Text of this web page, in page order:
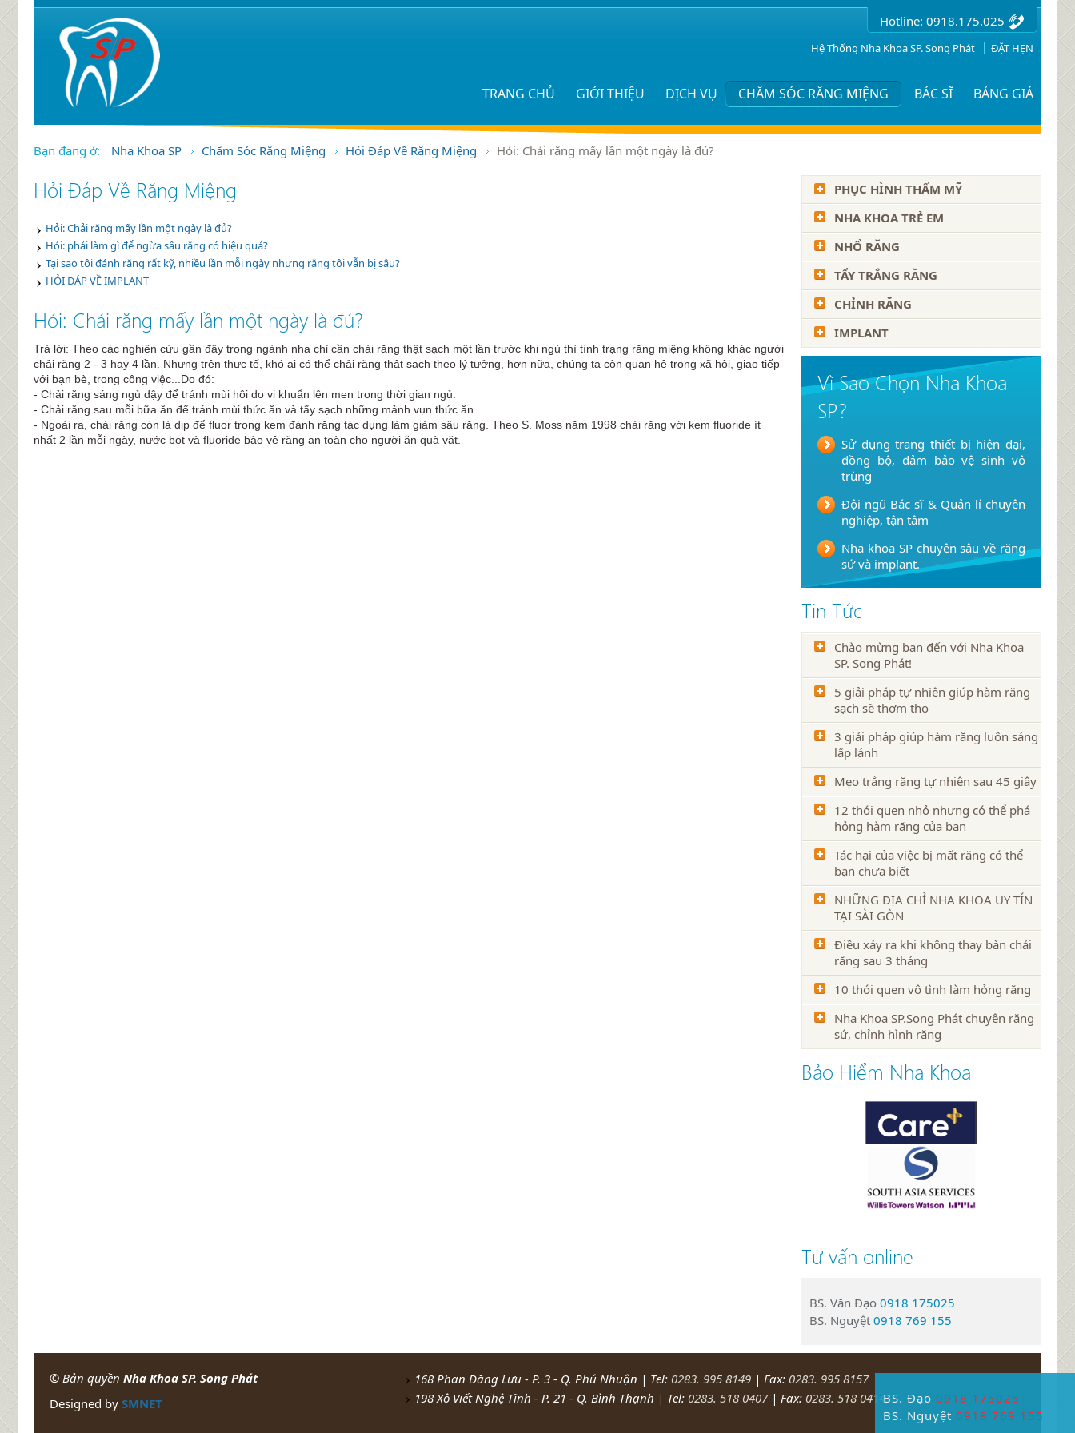
Hotline: 0918.175.025
Hệ Thống Nha Khoa SP. Song Phát ĐẶT HẸN
TRANG CHỦ GIỚI THIỆU DỊCH VỤ CHĂM SÓC RĂNG MIỆNG BÁC SĨ BẢNG GIÁ
Bạn đang ở: Nha Khoa SP Chăm Sóc Răng Miệng Hỏi Đáp Về Răng Miệng Hỏi: Chải răng mấy lần một ngày là đủ?
PHỤC HÌNH THẨM MỸ
NHA KHOA TRẺ EM
NHỔ RĂNG
TẨY TRẮNG RĂNG
CHỈNH RĂNG
IMPLANT
Vì Sao Chọn Nha Khoa
SP?
Sử dụng trang thiết bị hiện đại,
đồng bộ, đảm bảo vệ sinh vô
trùng
Đội ngũ Bác sĩ & Quản lí chuyên
nghiệp, tận tâm
Nha khoa SP chuyên sâu về răng
sứ và implant.
Tin Tức
Chào mừng bạn đến với Nha Khoa
SP. Song Phát!
5 giải pháp tự nhiên giúp hàm răng
sạch sẽ thơm tho
3 giải pháp giúp hàm răng luôn sáng
lấp lánh
Mẹo trắng răng tự nhiên sau 45 giây
12 thói quen nhỏ nhưng có thể phá
hỏng hàm răng của bạn
Tác hại của việc bị mất răng có thể
bạn chưa biết
NHỮNG ĐỊA CHỈ NHA KHOA UY TÍN
TẠI SÀI GÒN
Điều xảy ra khi không thay bàn chải
răng sau 3 tháng
10 thói quen vô tình làm hỏng răng
Nha Khoa SP.Song Phát chuyên răng
sứ, chỉnh hình răng
Bảo Hiểm Nha Khoa
Tư vấn online
BS. Văn Đạo 0918 175025
BS. Nguyệt 0918 769 155
Hỏi Đáp Về Răng Miệng
Hỏi: Chải răng mấy lần một ngày là đủ?
Hỏi: phải làm gì để ngừa sâu răng có hiệu quả?
Tại sao tôi đánh răng rất kỹ, nhiều lần mỗi ngày nhưng răng tôi vẫn bị sâu?
HỎI ĐÁP VỀ IMPLANT
Hỏi: Chải răng mấy lần một ngày là đủ?
Trả lời: Theo các nghiên cứu gần đây trong ngành nha chỉ cần chải răng thật sạch một lần trước khi ngủ thì tình trạng răng miệng không khác người
chải răng 2 - 3 hay 4 lần. Nhưng trên thực tế, khó ai có thể chải răng thật sạch theo lý tưởng, hơn nữa, chúng ta còn quan hệ trong xã hội, giao tiếp
với bạn bè, trong công việc...Do đó:
- Chải răng sáng ngủ dậy để tránh mùi hôi do vi khuẩn lên men trong thời gian ngủ.
- Chải răng sau mỗi bữa ăn để tránh mùi thức ăn và tẩy sạch những mảnh vụn thức ăn.
- Ngoài ra, chải răng còn là dịp để fluor trong kem đánh răng tác dụng làm giảm sâu răng. Theo S. Moss năm 1998 chải răng với kem fluoride ít
nhất 2 lần mỗi ngày, nước bọt và fluoride bảo vệ răng an toàn cho người ăn quà vặt.
© Bản quyền Nha Khoa SP. Song Phát
Designed by SMNET
168 Phan Đăng Lưu - P. 3 - Q. Phú Nhuận | Tel: 0283. 995 8149 | Fax: 0283. 995 8157
198 Xô Viết Nghệ Tĩnh - P. 21 - Q. Bình Thạnh | Tel: 0283. 518 0407| Fax: 0283. 518 0414BS. Đạo 0918 175025
BS. Nguyệt 0918 769 155